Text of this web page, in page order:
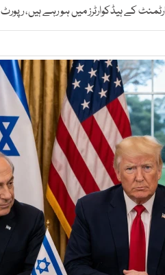
کے ہیڈکوارٹرز میں ہو رہے ہیں، رپورٹ